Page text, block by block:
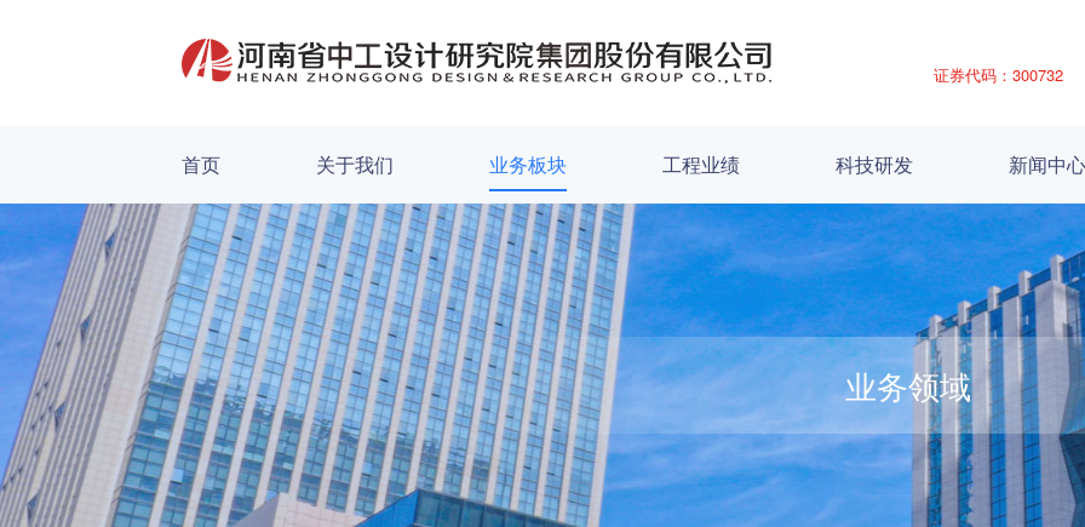
证券代码：300732
首页 关于我们 业务板块 工程业绩 科技研发 新闻中心
业务领域